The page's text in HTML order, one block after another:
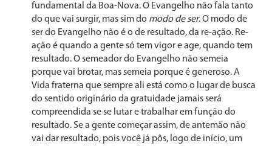
fundamental da Boa-Nova. O Evangelho não fala tanto
do que vai surgir, mas sim do modo de ser. O modo de
ser do Evangelho não é o de resultado, da re-ação. Re-
ação é quando a gen­te só tem vigor e age, quando tem
resultado. O semeador do Evangelho não semeia
porque vai brotar, mas semeia porque é generoso. A
Vida fraterna que sempre ali está como o lu­gar de busca
do sentido originário da gratuidade jamais será
compreendida se se lutar e trabalhar em função do
resultado. Se a gente começar assim, de antemão não
vai dar resultado, pois você já pôs, logo de iní­cio, um